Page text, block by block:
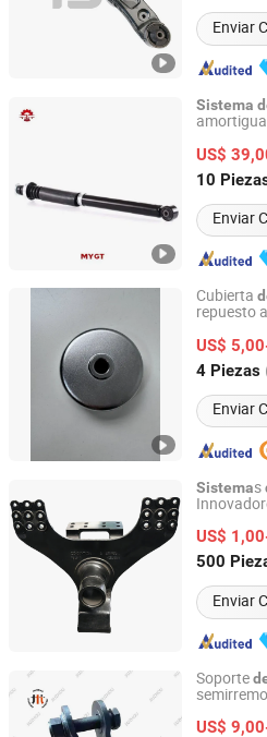
Enviar
Sistema
US$
10
Enviar
Sichuan Mighty Machinery Co.,
Cubierta
repuesto
US$
4 Piezas
Enviar
Qingdao GKT Shock
Shandong, China
Sistemas
US$
500
Enviar
Shiyan Keheng Machinery
Hubei, China
Soporte
para 3
US$
Liangshan Jiuzhou Machinery